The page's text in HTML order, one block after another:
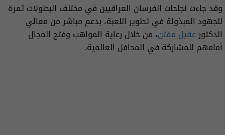
وقد جاءت نجاحات الفرسان العراقيين في مختلف البطولات ثمرة
للجهود المبذولة في تطوير اللعبة، بدعم مباشر من معالي
الدكتورعقيل مفتن، من خلال رعاية المواهب وفتح المجال
أمامهم للمشاركة في المحافل العالمية.